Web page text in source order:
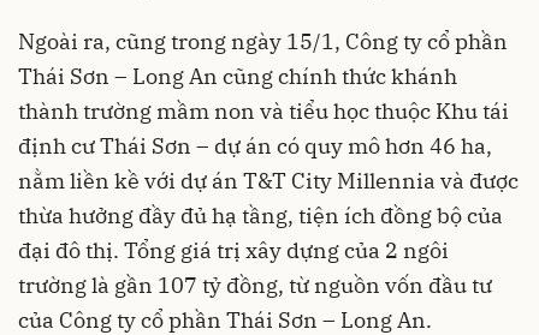
Ngoài ra, cũng trong ngày 15/1, Công ty cổ phần
Thái Sơn – Long An cũng chính thức khánh
thành trường mầm non và tiểu học thuộc Khu tái
định cư Thái Sơn – dự án có quy mô hơn 46 ha,
nằm liền kề với dự án T&T City Millennia và được
thừa hưởng đầy đủ hạ tầng, tiện ích đồng bộ của
đại đô thị. Tổng giá trị xây dựng của 2 ngôi
trường là gần 107 tỷ đồng, từ nguồn vốn đầu tư
của Công ty cổ phần Thái Sơn – Long An.